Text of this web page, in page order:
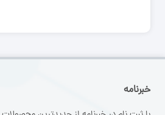
خبرنامه